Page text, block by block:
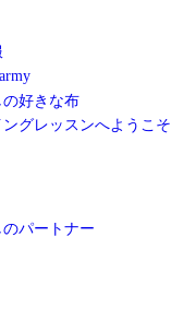
の好きな布
ングレッスンへようこそ
のパートナー